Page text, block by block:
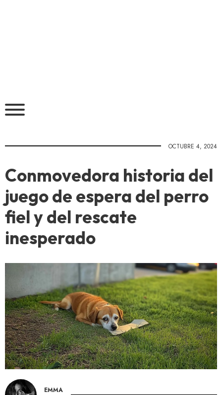
OCTUBRE 4, 2024
Conmovedora historia del
juego de espera del perro
fiel y del rescate
inesperado
EMMA